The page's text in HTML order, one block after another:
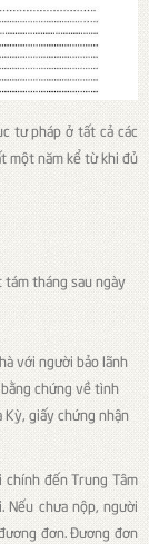
tư pháp ở tất cả các
một năm kể từ khi đủ
tám tháng sau ngày
với người bảo lãnh
chứng về tình
giấy chứng nhận
đến Trung Tâm
Nếu chưa nộp, người
đơn. Đương đơn